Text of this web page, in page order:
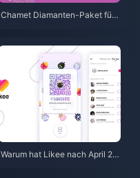
Chamet Diamanten-Paket für
Warum hat Likee nach April 20